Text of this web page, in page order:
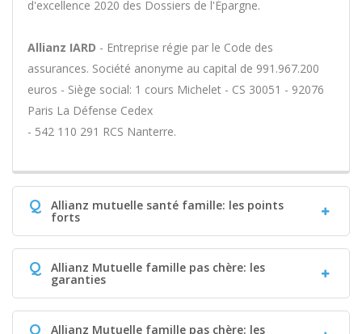
d'excellence 2020 des Dossiers de l'Épargne.
Allianz IARD - Entreprise régie par le Code des
assurances. Société anonyme au capital de 991.967.200
euros - Siège social: 1 cours Michelet - CS 30051 - 92076
Paris La Défense Cedex
- 542 110 291 RCS Nanterre.
Q Allianz mutuelle santé famille: les points
forts
Q Allianz Mutuelle famille pas chère: les
garanties
Q Allianz Mutuelle famille pas chère: les